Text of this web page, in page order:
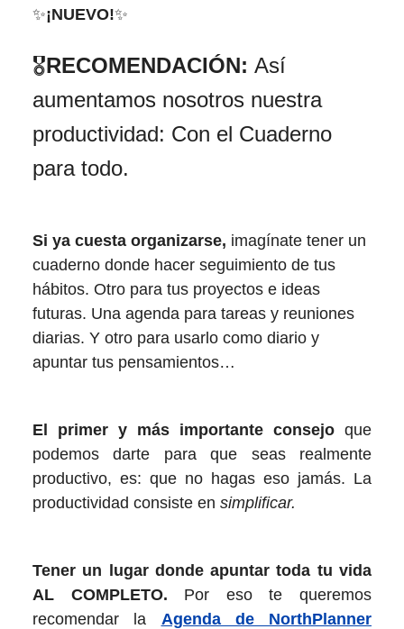
✨¡NUEVO!✨
🎖️RECOMENDACIÓN: Así
aumentamos nosotros nuestra
productividad: Con el Cuaderno
para todo.
Si ya cuesta organizarse, imagínate tener un
cuaderno donde hacer seguimiento de tus
hábitos. Otro para tus proyectos e ideas
futuras. Una agenda para tareas y reuniones
diarias. Y otro para usarlo como diario y
apuntar tus pensamientos…
El primer y más importante consejo que
podemos darte para que seas realmente
productivo, es: que no hagas eso jamás. La
productividad consiste en simplificar.
Tener un lugar donde apuntar toda tu vida
AL COMPLETO. Por eso te queremos
recomendar la Agenda de NorthPlanner